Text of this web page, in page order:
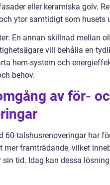
eller keramiska golv.
ytor samtidigt som husets
En annan skillnad mellan
vill behålla en
hem-system och
behov.
av för-
60-talshusrenoveringar har
mer framträdande, vilket
tid. Idag kan dessa